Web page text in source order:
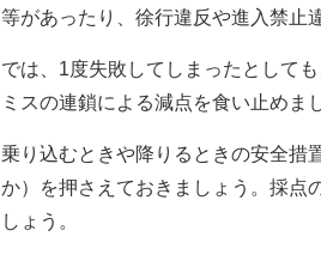
があったり、徐行違反や進入禁止
は、1度失敗してしまったとして
スの連鎖による減点を食い止めま
り込むときや降りるときの安全
）を押さえておきましょう。採
ょう。